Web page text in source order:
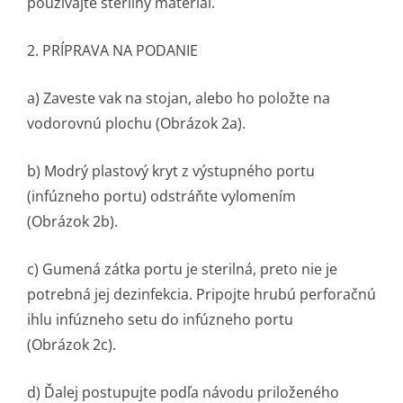
2. PRÍPRAVA NA PODANIE
a) Zaveste vak na stojan, alebo ho položte na
vodorovnú plochu (Obrázok 2a).
b) Modrý plastový kryt z výstupného portu
(infúzneho portu) odstráňte vylomením
(Obrázok 2b).
c) Gumená zátka portu je sterilná, preto nie je
potrebná jej dezinfekcia. Pripojte hrubú perforačnú
ihlu infúzneho setu do infúzneho portu
(Obrázok 2c).
d) Ďalej postupujte podľa návodu priloženého